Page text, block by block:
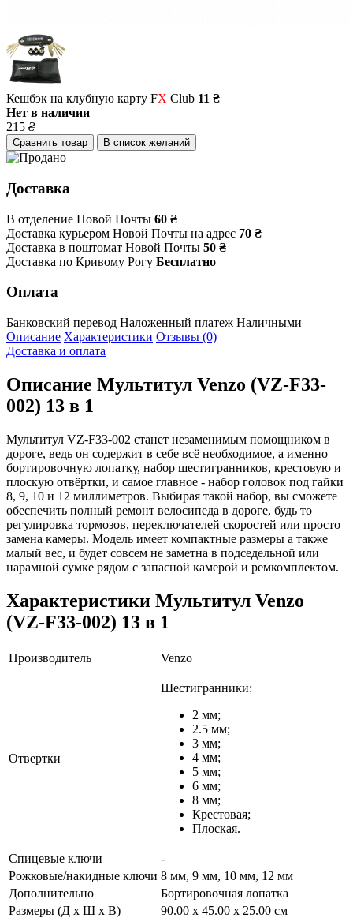
Кешбэк на клубную карту FX Club 11 ₴
Нет в наличии
215 ₴
Сравнить товар В список желаний
Доставка
В отделение Новой Почты 60 ₴
Доставка курьером Новой Почты на адрес 70 ₴
Доставка в поштомат Новой Почты 50 ₴
Доставка по Кривому Рогу Бесплатно
Оплата
Банковский перевод Наложенный платеж Наличными
Описание Характеристики Отзывы (0)
Доставка и оплата
Описание Мультитул Venzo (VZ-F33-
002) 13 в 1
Мультитул VZ-F33-002 станет незаменимым помощником в
дороге, ведь он содержит в себе всё необходимое, а именно
бортировочную лопатку, набор шестигранников, крестовую и
плоскую отвёртки, и самое главное - набор головок под гайки
8, 9, 10 и 12 миллиметров. Выбирая такой набор, вы сможете
обеспечить полный ремонт велосипеда в дороге, будь то
регулировка тормозов, переключателей скоростей или просто
замена камеры. Модель имеет компактные размеры а также
малый вес, и будет совсем не заметна в подседельной или
нарамной сумке рядом с запасной камерой и ремкомплектом.
Характеристики Мультитул Venzo
(VZ-F33-002) 13 в 1
Производитель Venzo
Отвертки
Шестигранники:
2 мм;
2.5 мм;
3 мм;
4 мм;
5 мм;
6 мм;
8 мм;
Крестовая;
Плоская.
Спицевые ключи
-
Рожковые/накидные ключи 8 мм, 9 мм, 10 мм, 12 мм
Дополнительно
Бортировочная лопатка
Размеры (Д х Ш х В)
90.00 x 45.00 x 25.00 см